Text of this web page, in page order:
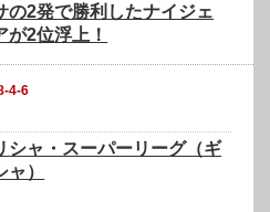
の2発で勝利したナイジェ
が2位浮上！
4-6
シャ・スーパーリーグ（ギ
ャ）